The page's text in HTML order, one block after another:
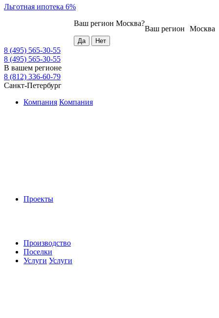
Льготная ипотека 6%
Москва
Ваш регион
Ваш регион Москва?
8 (495) 565-30-55
8 (495) 565-30-55
В вашем регионе
8 (812) 336-60-79
Санкт-Петербург
Компания Компания
Проекты
Производство
Поселки
Услуги Услуги